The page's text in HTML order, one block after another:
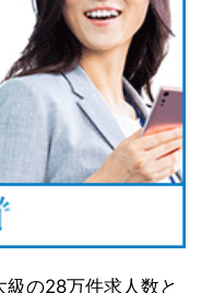
級の28万件求人数と